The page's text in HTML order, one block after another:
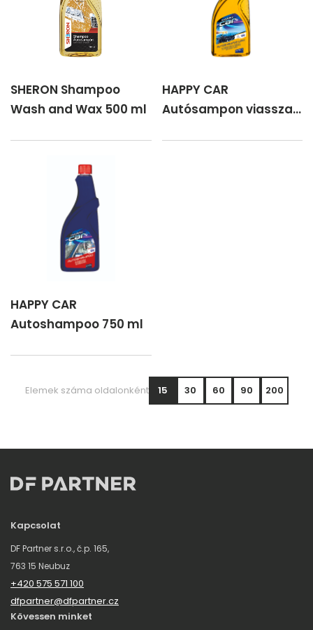
SHERON Shampoo
Wash and Wax 500 ml
HAPPY CAR
Autósampon viasszal
HAPPY CAR
Autoshampoo 750 ml
Elemek száma oldalonként 15 30 60 90 200
Kapcsolat
DF Partner s.r.o., č.p. 165,
763 15 Neubuz
+420 575 571 100
dfpartner@dfpartner.cz
Kövessen minket